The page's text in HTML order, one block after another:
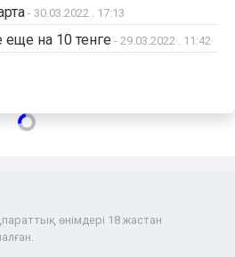
- 30.03.2022 . 17:13
на 10 тенге - 29.03.2022 . 11:42
өнімдері 18 жастан